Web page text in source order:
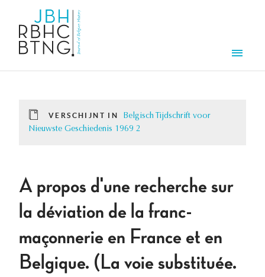
VERSCHIJNT IN
Belgisch Tijdschrift voor
Nieuwste Geschiedenis 1969 2
A propos d'une recherche sur
la déviation de la franc-
maçonnerie en France et en
Belgique. (La voie substituée.